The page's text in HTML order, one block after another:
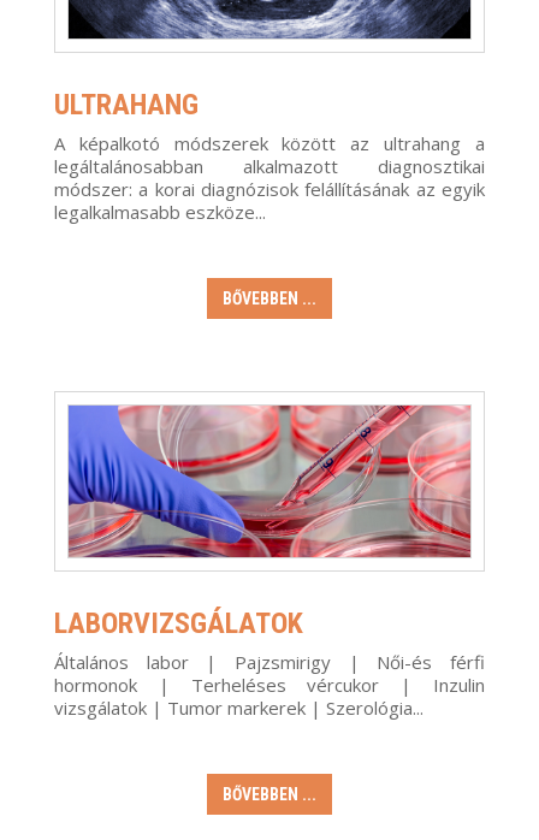
ULTRAHANG
A képalkotó módszerek között az ultrahang a
legáltalánosabban alkalmazott diagnosztikai
módszer: a korai diagnózisok felállításának az egyik
legalkalmasabb eszköze...
BŐVEBBEN ...
LABORVIZSGÁLATOK
Általános labor | Pajzsmirigy | Női-és férfi
hormonok | Terheléses vércukor | Inzulin
vizsgálatok | Tumor markerek | Szerológia...
BŐVEBBEN ...